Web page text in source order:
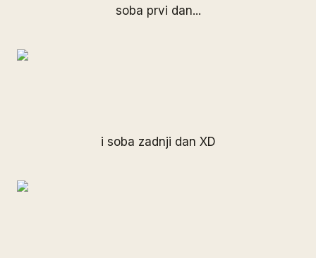
soba prvi dan...
i soba zadnji dan XD